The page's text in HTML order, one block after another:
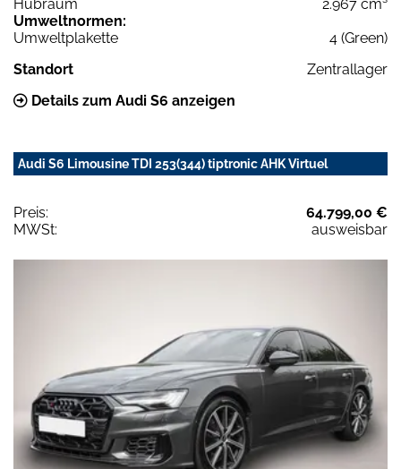
Hubraum
2.967 cm³
Umweltnormen:
Umweltplakette
4 (Green)
Standort
Zentrallager
Details zum Audi S6 anzeigen
Audi S6 Limousine TDI 253(344) tiptronic AHK Virtuel
Preis:
64.799,00 €
MWSt:
ausweisbar